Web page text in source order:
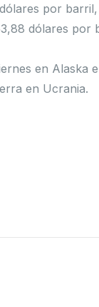
por
dólares por
en Alaska
en Ucrania.